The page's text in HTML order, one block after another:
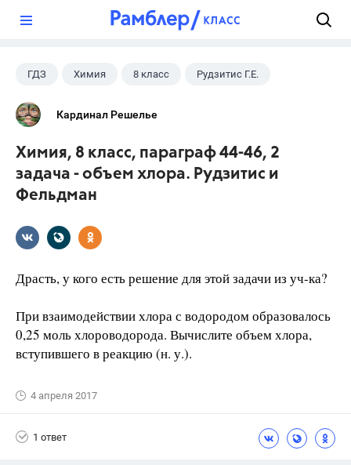
ГДЗ Химия 8 класс Рудзитис Г.Е.
Кардинал Решелье
Химия, 8 класс, параграф 44-46, 2
задача - объем хлора. Рудзитис и
Фельдман
Драсть, у кого есть решение для этой задачи из уч-ка?
При взаимодействии хлора с водородом образовалось
0,25 моль хлороводорода. Вычислите объем хлора,
вступившего в реакцию (н. у.).
4 апреля 2017
1 ответ